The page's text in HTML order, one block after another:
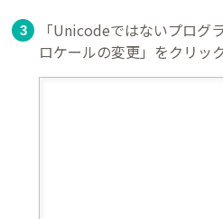
「Unicodeではないプログ
ロケールの変更」をクリッ